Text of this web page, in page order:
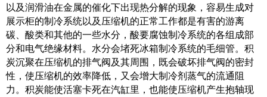
以及润滑油在金属的催化下出现热分解的现象，容易生成对
展示柜的制冷系统以及压缩机的正常工作都是有害的游离
碳、酸类和其他的一些水分，酸要腐蚀制冷系统的各组成部
分和电气绝缘材料。水分会堵死冰箱制冷系统的毛细管。积
炭沉聚在压缩机的排气阀及其周围，既会破坏排气阀的密封
性，使压缩机的效率降低，又会增大制冷剂蒸气的流通阻
力。积炭能使活塞卡死在汽缸里，也能使压缩机产生抱轴现